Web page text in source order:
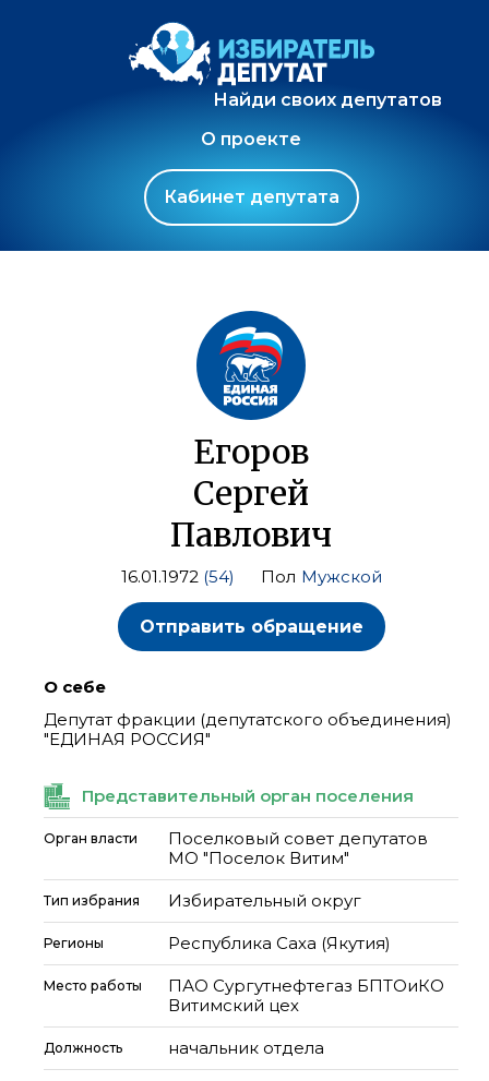
Найди своих депутатов
О проекте
Кабинет депутата
Егоров
Сергей
Павлович
16.01.1972 (54) Пол Мужской
Отправить обращение
О себе
Депутат фракции (депутатского объединения)
"ЕДИНАЯ РОССИЯ"
Представительный орган поселения
Орган власти
Поселковый совет депутатов
МО "Поселок Витим"
Тип избрания Избирательный округ
Регионы Республика Саха (Якутия)
Место работы
ПАО Сургутнефтегаз БПТОиКО
Витимский цех
Должность начальник отдела